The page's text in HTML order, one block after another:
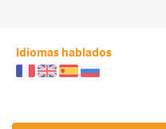
Idiomas hablados